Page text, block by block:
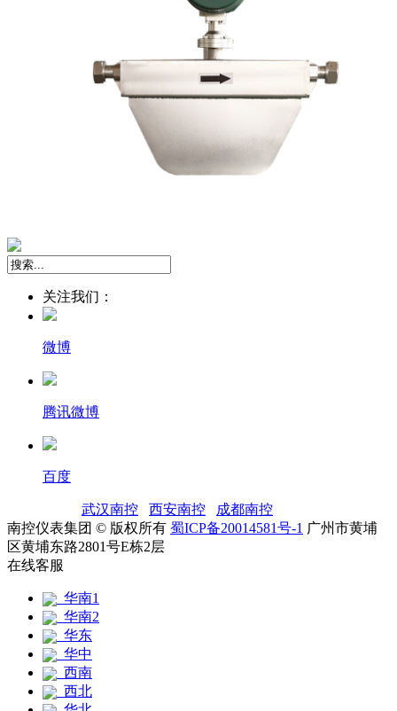
关注我们：
微博
腾讯微博
百度
武汉南控 西安南控 成都南控
南控仪表集团 © 版权所有 蜀ICP备20014581号-1 广州市黄埔
区黄埔东路2801号E栋2层
在线客服
华南1
华南2
华东
华中
西南
西北